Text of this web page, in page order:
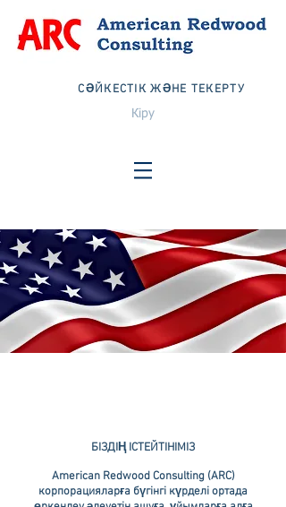
СӘЙКЕСТІК ЖӘНЕ ТЕКЕРТУ
Кіру
БІЗДІҢ ІСТЕЙТІНІМІЗ
American Redwood Consulting (ARC)
корпорацияларға бүгінгі күрделі ортада